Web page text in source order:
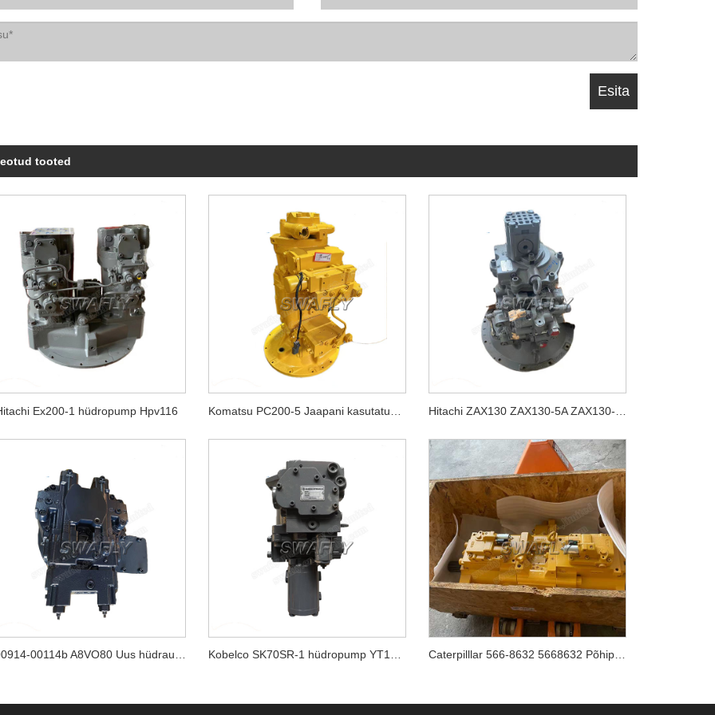
tooted
Ex200-1 hüdropump Hpv116
400914-00114b A8VO80 Uus hüdrauliline peapump ekskavaatorile Doosan DX140w-5 Kobelco SK70SR-1 hüdropump YT10V00009F1 Caterpilllar 566-8632 5668632 Põhipump